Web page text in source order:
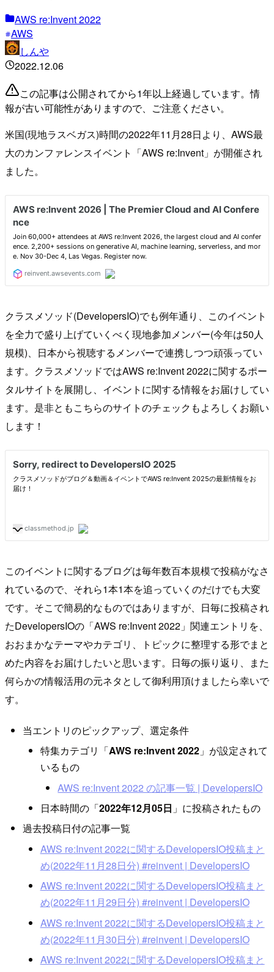
AWS re:Invent 2022
AWS
しんや
2022.12.06
この記事は公開されてから1年以上経過しています。情
報が古い可能性がありますので、ご注意ください。
米国(現地ラスベガス)時間の2022年11月28日より、AWS最
大のカンファレンスイベント「AWS re:Invent」が開催され
ました。
クラスメソッド(DevelopersIO)でも例年通り、このイベント
を全力で盛り上げていくべく現地参加メンバー(今年は50人
規模)、日本から視聴するメンバーで連携しつつ頑張ってい
ます。クラスメソッドではAWS re:Invent 2022に関するポー
タルサイトを展開し、イベントに関する情報をお届けしてい
ます。是非ともこちらのサイトのチェックもよろしくお願い
します！
このイベントに関するブログは毎年数百本規模で投稿がなさ
れているので、それら1本1本を追っていくのだけでも大変
です。そこで簡易的なものではありますが、日毎に投稿され
たDevelopersIOの「AWS re:Invent 2022」関連エントリを、
おおまかなテーマやカテゴリ、トピックに整理する形でまと
めた内容をお届けしたいと思います。日毎の振り返り、また
何らかの情報活用の元ネタとして御利用頂けましたら幸いで
す。
当エントリのピックアップ、選定条件
特集カテゴリ「AWS re:Invent 2022」が設定されて
いるもの
AWS re:Invent 2022 の記事一覧 | DevelopersIO
日本時間の「2022年12月05日 」に投稿されたもの
過去投稿日付の記事一覧
AWS re:Invent 2022に関するDevelopersIO投稿まと
め(2022年11月28日分) #reinvent | DevelopersIO
AWS re:Invent 2022に関するDevelopersIO投稿まと
め(2022年11月29日分) #reinvent | DevelopersIO
AWS re:Invent 2022に関するDevelopersIO投稿まと
め(2022年11月30日分) #reinvent | DevelopersIO
AWS re:Invent 2022に関するDevelopersIO投稿まと